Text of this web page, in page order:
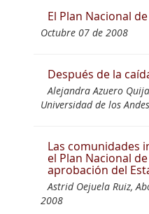
El Plan Nacional
Octubre 07 de 2008
Después de la
Alejandra Azuero
Universidad de los
Las comunidades
el Plan Nacional
aprobación del
Astrid Oejuela Ruiz,
2008